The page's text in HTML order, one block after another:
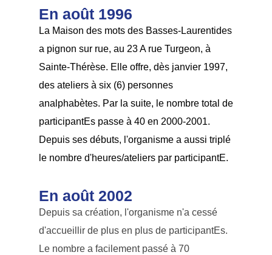
En août 1996
La Maison des mots des Basses-Laurentides
a pignon sur rue, au 23 A rue Turgeon, à
Sainte-Thérèse. Elle offre, dès janvier 1997,
des ateliers à six (6) personnes
analphabètes. Par la suite, le nombre total de
participantEs passe à 40 en 2000-2001.
Depuis ses débuts, l'organisme a aussi triplé
le nombre d'heures/ateliers par participantE.
En août 2002
Depuis sa création, l'organisme n'a cessé
d'accueillir de plus en plus de participantEs.
Le nombre a facilement passé à 70